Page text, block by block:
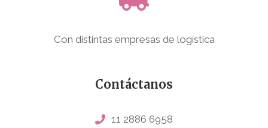
Con distintas empresas de logística
Contáctanos
11 2886 6958